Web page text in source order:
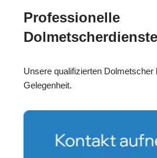
Professionelle
Dolmetscherdienste
Unsere qualifizierten Dolmetscher
Gelegenheit.